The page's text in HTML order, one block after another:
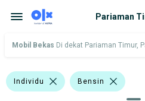
Pariaman
Mobil Bekas Di dekat Pariaman Timur,
Individu Bensin